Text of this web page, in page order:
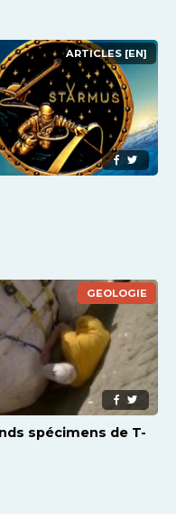
ARTICLES [EN]
GEOLOGIE
spécimens de T-